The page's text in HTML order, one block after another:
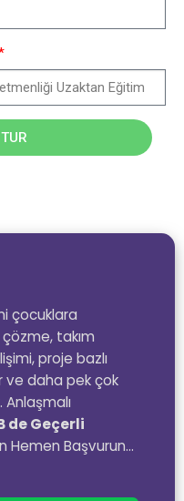
çocuklara
takım
proje bazlı
ve daha pek çok
de Geçerli
Hemen Başvurun…